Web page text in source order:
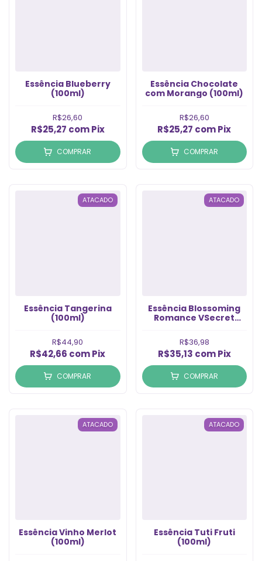
Essência Blueberry
(100ml)
R$26,60
R$25,27 com Pix
COMPRAR
Essência Chocolate
com Morango (100ml)
R$26,60
R$25,27 comPix
COMPRAR
ATACADO
Essência Tangerina
(100ml)
R$44,90
R$42,66 comPix
COMPRAR
ATACADO
Essência Blossoming
Romance VSecret
R$36,98
R$35,13 com Pix
COMPRAR
ATACADO
Essência Vinho Merlot
(100ml)
ATACADO
Essência Tuti Fruti
(100ml)